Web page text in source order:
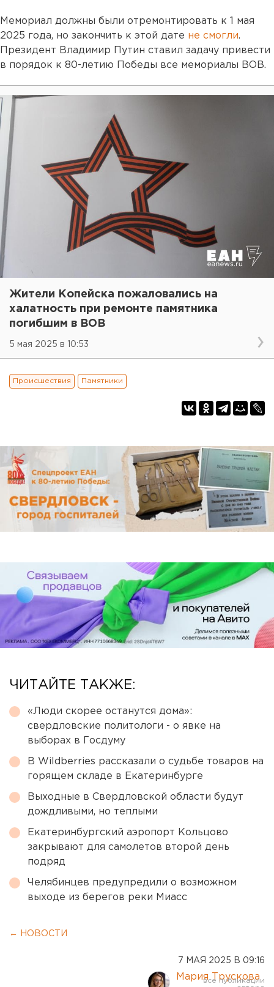
Мемориал должны были отремонтировать к 1 мая
2025 года, но закончить к этой дате не смогли.
Президент Владимир Путин ставил задачу привести
в порядок к 80-летию Победы все мемориалы ВОВ.
Жители Копейска пожаловались на
халатность при ремонте памятника
погибшим в ВОВ
5 мая 2025 в 10:53
Происшествия Памятники
ЧИТАЙТЕ ТАКЖЕ:
«Люди скорее останутся дома»:
свердловские политологи - о явке на
выборах в Госдуму
В Wildberries рассказали о судьбе товаров на
горящем складе в Екатеринбурге
Выходные в Свердловской области будут
дождливыми, но теплыми
Екатеринбургский аэропорт Кольцово
закрывают для самолетов второй день
подряд
Челябинцев предупредили о возможном
выходе из берегов реки Миасс
← НОВОСТИ
7 МАЯ 2025 В 09:16
Мария Трускова